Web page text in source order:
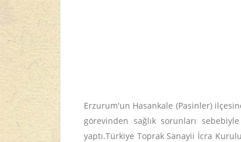
Erzurum'un Hasankale (Pasinler)
görevinden sağlık sorunları
yaptı.Türkiye Toprak Sanayii İcra